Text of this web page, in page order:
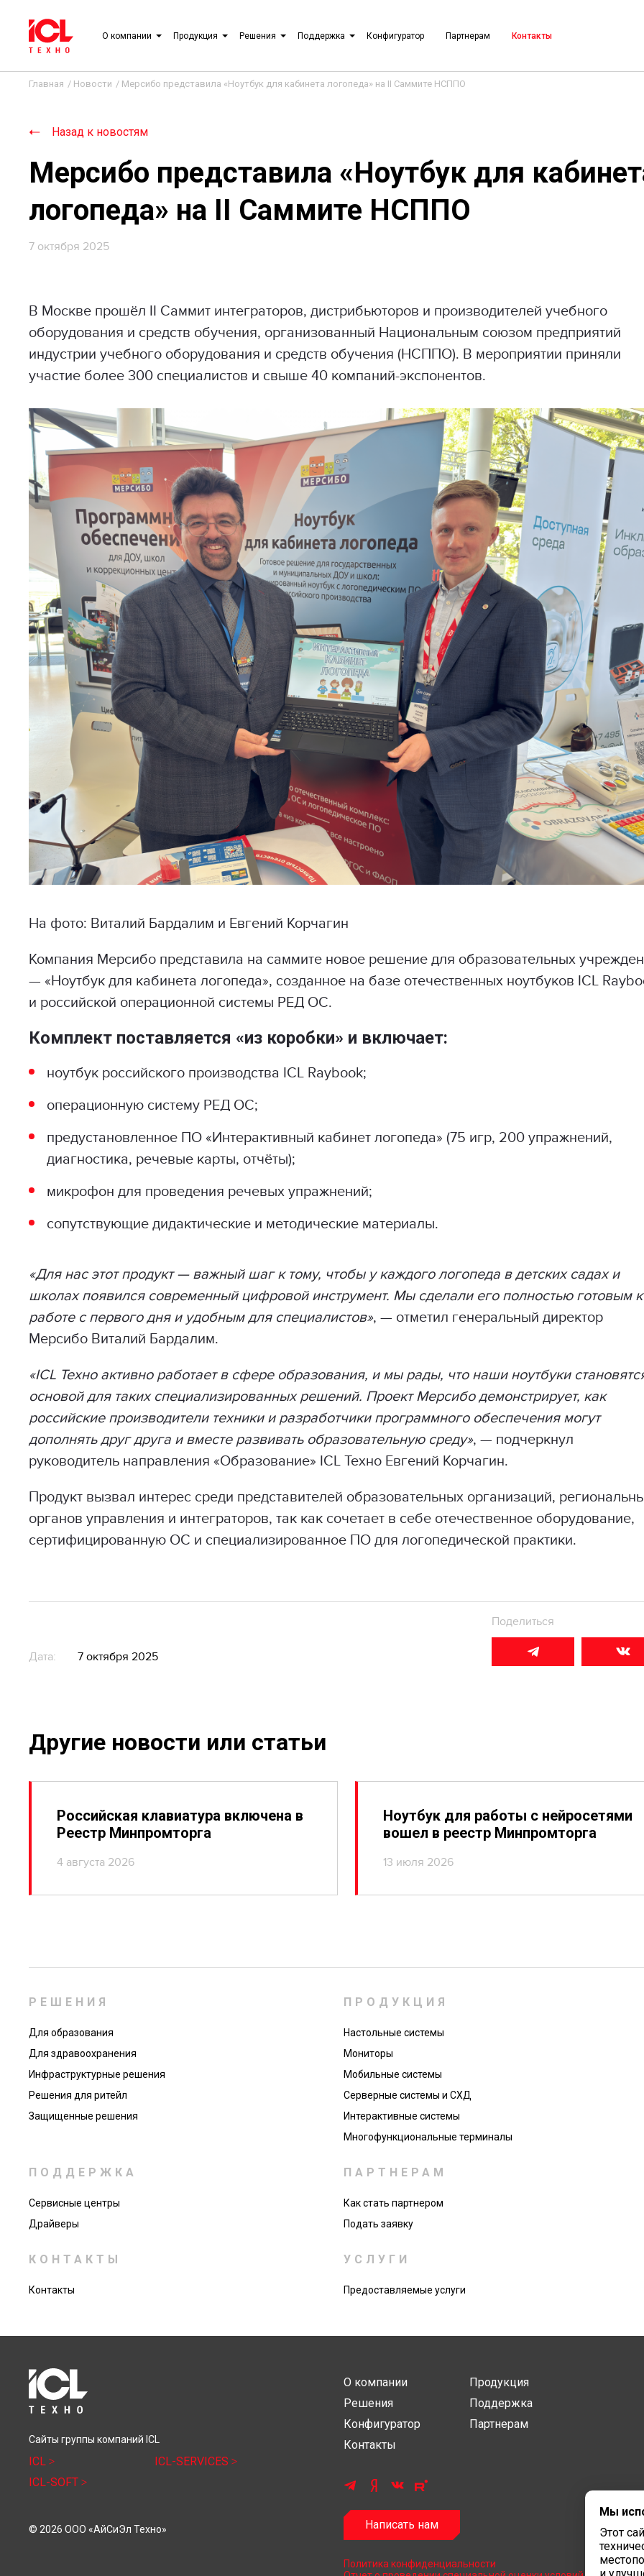
О компании Продукция Решения Поддержка Конфигуратор Партнерам Контакты
Главная / Новости / Мерсибо представила «Ноутбук для кабинета логопеда» на II Саммите НСППО
Назад к новостям
Мерсибо представила «Ноутбук для
логопеда» на II Саммите НСППО
7 октября 2025
В Москве прошёл II Саммит интеграторов, дистрибьюторов и производителей учебного
оборудования и средств обучения, организованный Национальным союзом предприятий
индустрии учебного оборудования и средств обучения (НСППО). В мероприятии приняли
участие более 300 специалистов и свыше 40 компаний-экспонентов.
На фото: Виталий Бардалим и Евгений Корчагин
Компания Мерсибо представила на саммите новое решение для образовательных
— «Ноутбук для кабинета логопеда», созданное на базе отечественных ноутбуков ICL
и российской операционной системы РЕД ОС.
Комплект поставляется «из коробки» и включает:
ноутбук российского производства ICL Raybook;
операционную систему РЕД ОС;
предустановленное ПО «Интерактивный кабинет логопеда» (75 игр, 200 упражнений,
диагностика, речевые карты, отчёты);
микрофон для проведения речевых упражнений;
сопутствующие дидактические и методические материалы.
«Для нас этот продукт — важный шаг к тому, чтобы у каждого логопеда в детских садах и
школах появился современный цифровой инструмент. Мы сделали его полностью готовым к
работе с первого дня и удобным для специалистов», — отметил генеральный директор
Мерсибо Виталий Бардалим.
«ICL Техно активно работает в сфере образования, и мы рады, что наши ноутбуки
основой для таких специализированных решений. Проект Мерсибо демонстрирует, как
российские производители техники и разработчики программного обеспечения могут
дополнять друг друга и вместе развивать образовательную среду», — подчеркнул
руководитель направления «Образование» ICL Техно Евгений Корчагин.
Продукт вызвал интерес среди представителей образовательных организаций,
органов управления и интеграторов, так как сочетает в себе отечественное оборудование,
сертифицированную ОС и специализированное ПО для логопедической практики.
Дата: 7 октября 2025
Поделиться
Другие новости или статьи
Российская клавиатура включена в
Реестр Минпромторга
4 августа 2026
Ноутбук для работы с нейросетями
вошел в реестр Минпромторга
13 июля 2026
РЕШЕНИЯ
Для образования
Для здравоохранения
Инфраструктурные решения
Решения для ритейл
Защищенные решения
ПРОДУКЦИЯ
Настольные системы
Мониторы
Мобильные системы
Серверные системы и СХД
Интерактивные системы
Многофункциональные терминалы
ПОДДЕРЖКА
Сервисные центры
Драйверы
ПАРТНЕРАМ
Как стать партнером
Подать заявку
КОНТАКТЫ
Контакты
УСЛУГИ
Предоставляемые услуги
Сайты группы компаний ICL
ICL
ICL-SERVICES
ICL-SOFT
© 2026 ООО «АйСиЭл Техно»
О компании
Продукция
Решения
Поддержка
Конфигуратор
Партнерам
Контакты
Написать нам
Политика конфиденциальности
Мы
Этот